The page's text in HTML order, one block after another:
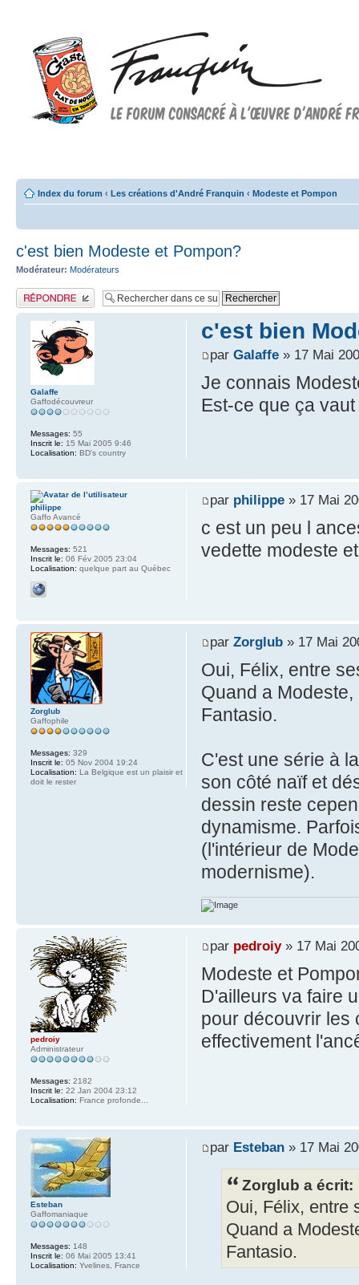
Index du forum ‹ Les créations d'André Franquin ‹ Modeste et Pompon
c'est bien Modeste et Pompon?
Modérateur: Modérateurs
Publier une réponse
c'est bien
par Galaffe» 17 Mai
Je connais
Est-ce que ça
Galaffe
Gaffodécouvreur
Messages: 55
Inscrit le: 15 Mai 2005 9:46
Localisation: BD's country
par philippe» 17 Mai
c est un peu l
vedette modeste
philippe
Gaffo Avancé
Messages: 521
Inscrit le: 06 Fév 2005 23:04
Localisation: quelque part au Québec
par Zorglub» 17 Mai
Oui, Félix, entre
Quand a
Fantasio.
C'est une série à
son côté naïf et
dessin reste
dynamisme.
(l'intérieur de
modernisme).
Zorglub
Gaffophile
Messages: 329
Inscrit le: 05 Nov 2004 19:24
Localisation: La Belgique est un plaisir et
doit le rester
par pedroiy» 17 Mai
Modeste et
D'ailleurs va faire
pour découvrir les
effectivement
pedroiy
Administrateur
Messages: 2182
Inscrit le: 22 Jan 2004 23:12
Localisation: France profonde...
par Esteban» 17 Mai
Zorglub a écrit:
Oui, Félix, entre
Quand a
Fantasio.
Esteban
Gaffomaniaque
Messages: 148
Inscrit le: 06 Mai 2005 13:41
Localisation: Yvelines, France